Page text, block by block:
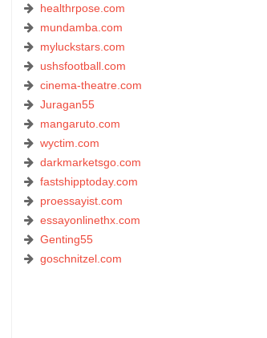
healthrpose.com
mundamba.com
myluckstars.com
ushsfootball.com
cinema-theatre.com
Juragan55
mangaruto.com
wyctim.com
darkmarketsgo.com
fastshipptoday.com
proessayist.com
essayonlinethx.com
Genting55
goschnitzel.com